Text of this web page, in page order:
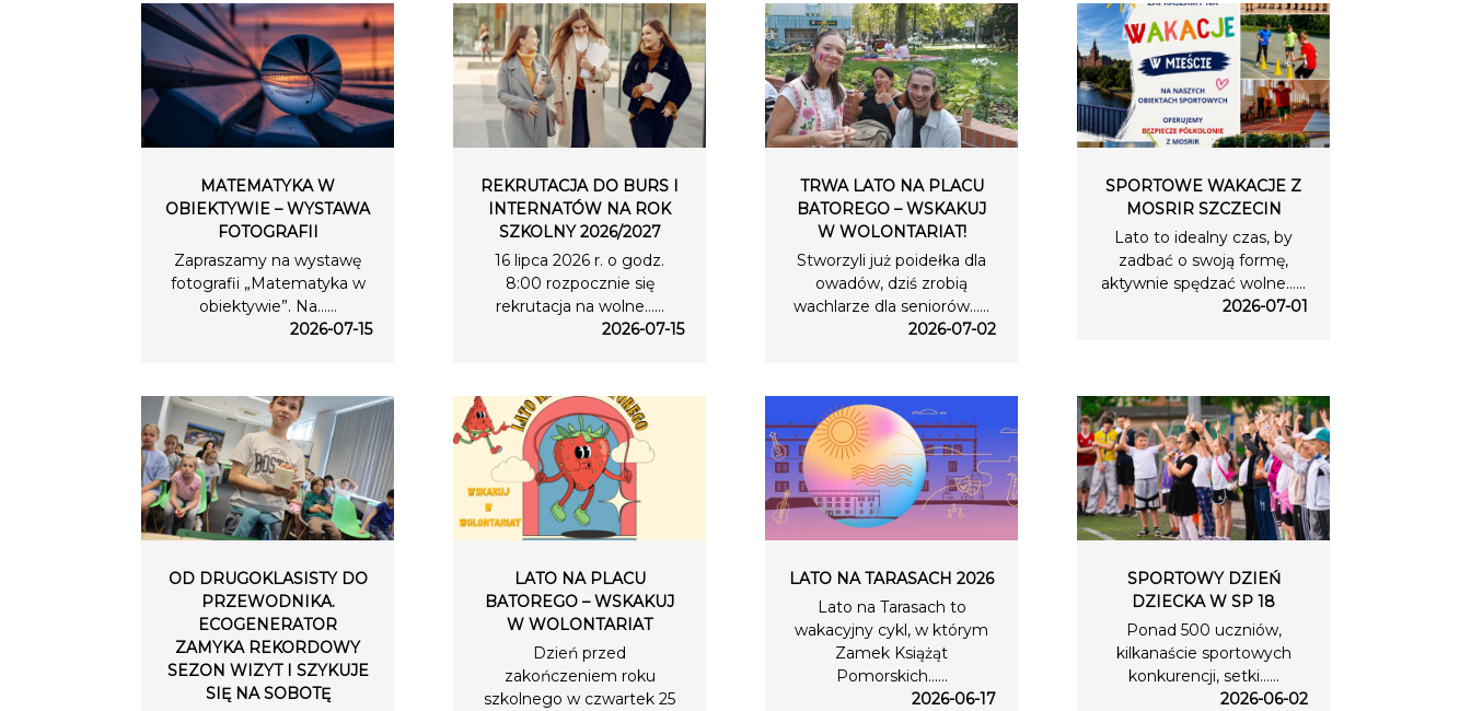
MATEMATYKA W
OBIEKTYWIE – WYSTAWA
FOTOGRAFII
Zapraszamy na wystawę
fotografii „Matematyka w
obiektywie”. Na…...
2026-07-15
REKRUTACJA DO BURS I
INTERNATÓW NA ROK
SZKOLNY 2026/2027
16 lipca 2026 r. o godz.
8:00 rozpocznie się
rekrutacja na wolne…...
2026-07-15
TRWA LATO NA PLACU
BATOREGO – WSKAKUJ
W WOLONTARIAT!
Stworzyli już poidełka dla
owadów, dziś zrobią
wachlarze dla seniorów…...
2026-07-02
SPORTOWE WAKACJE Z
MOSRIR SZCZECIN
Lato to idealny czas, by
zadbać o swoją formę,
aktywnie spędzać wolne…...
2026-07-01
OD DRUGOKLASISTY DO
PRZEWODNIKA.
ECOGENERATOR
ZAMYKA REKORDOWY
SEZON WIZYT I SZYKUJE
SIĘ NA SOBOTĘ
LATO NA PLACU
BATOREGO – WSKAKUJ
W WOLONTARIAT
Dzień przed
zakończeniem roku
szkolnego w czwartek 25
LATO NA TARASACH 2026
Lato na Tarasach to
wakacyjny cykl, w którym
Zamek Książąt
Pomorskich…...
2026-06-17
SPORTOWY DZIEŃ
DZIECKA W SP 18
Ponad 500 uczniów,
kilkanaście sportowych
konkurencji, setki…...
2026-06-02